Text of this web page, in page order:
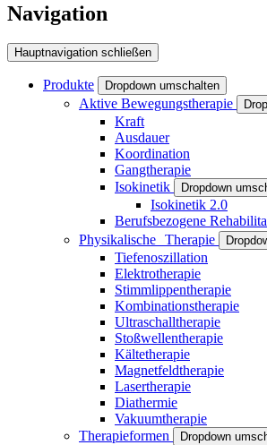
Navigation
Hauptnavigation schließen
Produkte Dropdown umschalten
Aktive Bewegungstherapie
Kraft
Ausdauer
Koordination
Gangtherapie
Isokinetik
Dropdown
Isokinetik 2.0
Berufsbezogene
Physikalische Therapie
Tiefenoszillation
Elektrotherapie
Stimmlippentherapie
Kombinationstherapie
Ultraschalltherapie
Stoßwellentherapie
Kältetherapie
Magnetfeldtherapie
Lasertherapie
Diathermie
Vakuumtherapie
Therapieformen
Dropdown